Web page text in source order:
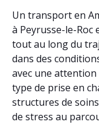
Un transport en
à Peyrusse-le-
tout au long du
dans des
avec une
type de prise en
structures de
de stress au